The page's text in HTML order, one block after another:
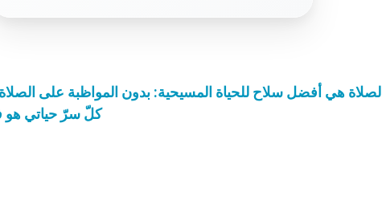
الصلاة هي أفضل سلاح للحياة المسيحية: بدون المواظبة على
كلّ سرّ حياتي هو